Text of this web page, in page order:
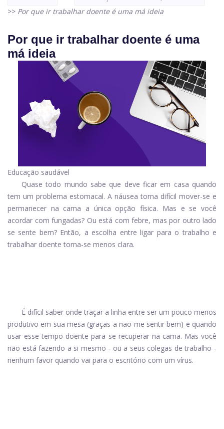
>> Por que ir trabalhar doente é uma má ideia
Por que ir trabalhar doente é uma
má ideia
Educação saudável
Quase todo mundo sabe que deve ficar em casa quando
tem um problema estomacal. A náusea torna difícil mover-se e
permanecer na cama a única opção física. Mas e se você
acordar com fungadas? Ou está com febre, mas por outro lado
se sente bem? Então, a escolha entre ligar para o trabalho e
trabalhar doente torna-se menos clara.
É difícil saber onde traçar a linha entre ser um pouco menos
produtivo em sua mesa (graças a não me sentir bem) e quando
usar esse tempo doente para se recuperar na cama. Mas você
não está fazendo a si mesmo - ou a seus colegas de trabalho -
nenhum favor quando vai para o escritório com um vírus.